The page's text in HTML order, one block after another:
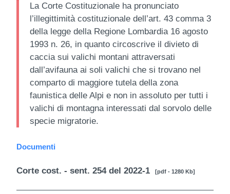
La Corte Costituzionale ha pronunciato
l’illegittimità costituzionale dell’art. 43 comma 3
della legge della Regione Lombardia 16 agosto
1993 n. 26, in quanto circoscrive il divieto di
caccia sui valichi montani attraversati
dall’avifauna ai soli valichi che si trovano nel
comparto di maggiore tutela della zona
faunistica delle Alpi e non in assoluto per tutti i
valichi di montagna interessati dal sorvolo delle
specie migratorie.
Documenti
Corte cost. - sent. 254 del 2022-1[pdf - 1280 Kb]